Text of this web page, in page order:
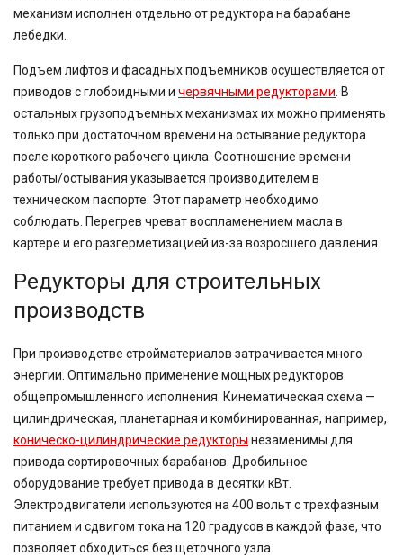
механизм исполнен отдельно от редуктора на барабане
лебедки.
Подъем лифтов и фасадных подъемников осуществляется от
приводов с глобоидными и червячными редукторами . В
остальных грузоподъемных механизмах их можно применять
только при достаточном времени на остывание редуктора
после короткого рабочего цикла. Соотношение времени
работы/остывания указывается производителем в
техническом паспорте. Этот параметр необходимо
соблюдать. Перегрев чреват воспламенением масла в
картере и его разгерметизацией из-за возросшего давления.
Редукторы для строительных
производств
При производстве стройматериалов затрачивается много
энергии. Оптимально применение мощных редукторов
общепромышленного исполнения. Кинематическая схема —
цилиндрическая, планетарная и комбинированная, например,
коническо-цилиндрические редукторы незаменимы для
привода сортировочных барабанов. Дробильное
оборудование требует привода в десятки кВт.
Электродвигатели используются на 400 вольт с трехфазным
питанием и сдвигом тока на 120 градусов в каждой фазе, что
позволяет обходиться без щеточного узла.